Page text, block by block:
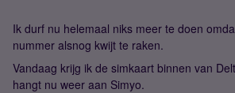
Ik durf nu helemaal niks meer te doen
nummer alsnog kwijt te raken.
Vandaag krijg ik de simkaart binnen van
hangt nu weer aan Simyo.